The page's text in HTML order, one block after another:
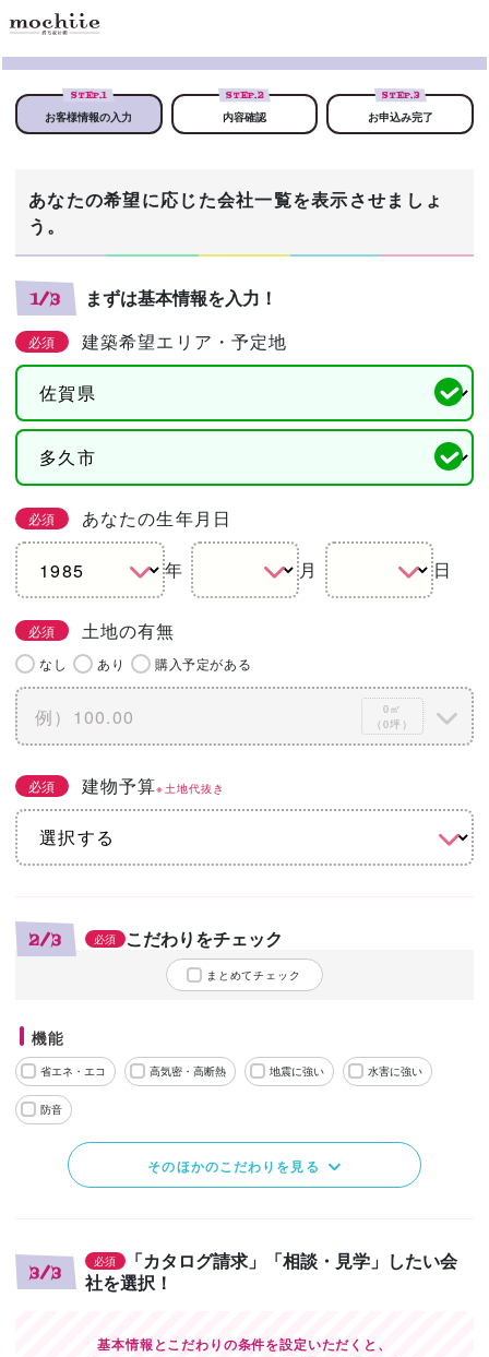
STEP.1
お客様情報の入力
STEP.2
内容確認
STEP.3
お申込み完了
あなたの希望に応じた会社一覧を表示させましょ
う。
1/3 まずは基本情報を入力！
必須 建築希望エリア・予定地
必須 あなたの生年月日
年 月 日
必須 土地の有無
なし あり 購入予定がある
0㎡
（0坪）
必須 建物予算※土地代抜き
2/3 必須 こだわりをチェック
まとめてチェック
機能
省エネ・エコ 高気密・高断熱 地震に強い 水害に強い
防音
そのほかのこだわりを見る
3/3
必須
「カタログ請求」「相談・見学」したい会
社を選択！
基本情報とこだわりの条件を設定いただくと、